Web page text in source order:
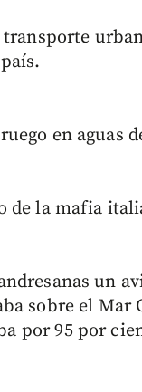
en aguas
de la mafia
un
sobre el
por 95 por